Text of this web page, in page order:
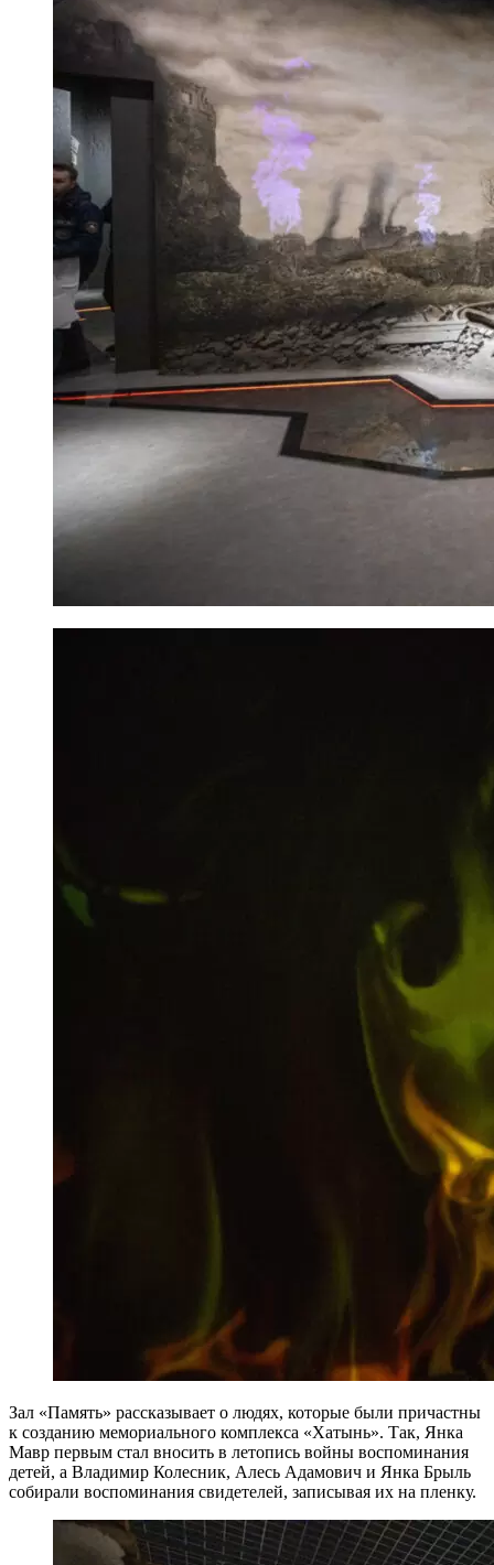
Зал «Память» рассказывает о людях, которые были причастны
к созданию мемориального комплекса «Хатынь». Так, Янка
Мавр первым стал вносить в летопись войны воспоминания
детей, а Владимир Колесник, Алесь Адамович и Янка Брыль
собирали воспоминания свидетелей, записывая их на пленку.